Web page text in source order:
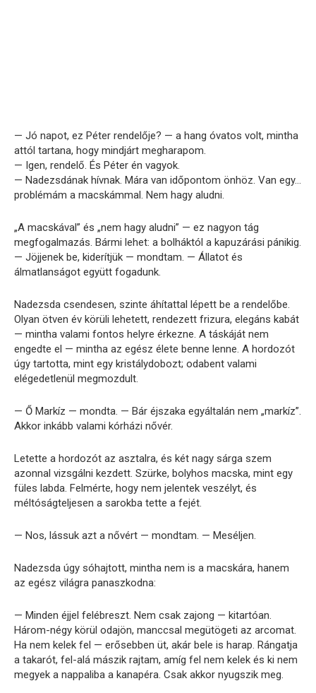
— Jó napot, ez Péter rendelője? — a hang óvatos volt, mintha
attól tartana, hogy mindjárt megharapom.
— Igen, rendelő. És Péter én vagyok.
— Nadezsdának hívnak. Mára van időpontom önhöz. Van egy…
problémám a macskámmal. Nem hagy aludni.
„A macskával” és „nem hagy aludni” — ez nagyon tág
megfogalmazás. Bármi lehet: a bolháktól a kapuzárási pánikig.
— Jöjjenek be, kiderítjük — mondtam. — Állatot és
álmatlanságot együtt fogadunk.
Nadezsda csendesen, szinte áhítattal lépett be a rendelőbe.
Olyan ötven év körüli lehetett, rendezett frizura, elegáns kabát
— mintha valami fontos helyre érkezne. A táskáját nem
engedte el — mintha az egész élete benne lenne. A hordozót
úgy tartotta, mint egy kristálydobozt; odabent valami
elégedetlenül megmozdult.
— Ő Markíz — mondta. — Bár éjszaka egyáltalán nem „markíz”.
Akkor inkább valami kórházi nővér.
Letette a hordozót az asztalra, és két nagy sárga szem
azonnal vizsgálni kezdett. Szürke, bolyhos macska, mint egy
füles labda. Felmérte, hogy nem jelentek veszélyt, és
méltóságteljesen a sarokba tette a fejét.
— Nos, lássuk azt a nővért — mondtam. — Meséljen.
Nadezsda úgy sóhajtott, mintha nem is a macskára, hanem
az egész világra panaszkodna:
— Minden éjjel felébreszt. Nem csak zajong — kitartóan.
Három-négy körül odajön, manccsal megütögeti az arcomat.
Ha nem kelek fel — erősebben üt, akár bele is harap. Rángatja
a takarót, fel-alá mászik rajtam, amíg fel nem kelek és ki nem
megyek a nappaliba a kanapéra. Csak akkor nyugszik meg.